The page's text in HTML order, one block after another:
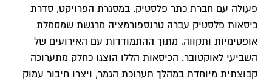
פעולה עם חברת כתר פלסטיק. במסגרת הפרויקט, סדרת
כיסאות פלסטיק עברה טרנספורמציה מרגשת שמסמלת
אופטימיות ותקווה, מתוך ההתמודדות עם האירועים של
השביעי לאוקטובר. הכיסאות הללו הוצגו כחלק מתערוכה
קבוצתית מיוחדת במהלך תערוכת הגמר, ויצרו חיבור עמוק